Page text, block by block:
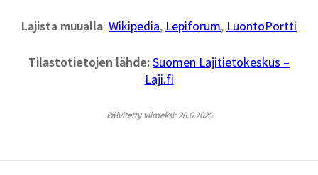
Lajista muualla: Wikipedia, Lepiforum, LuontoPortti
Tilastotietojen lähde:Suomen Lajitietokeskus –
Laji.fi
Päivitetty viimeksi: 28.6.2025